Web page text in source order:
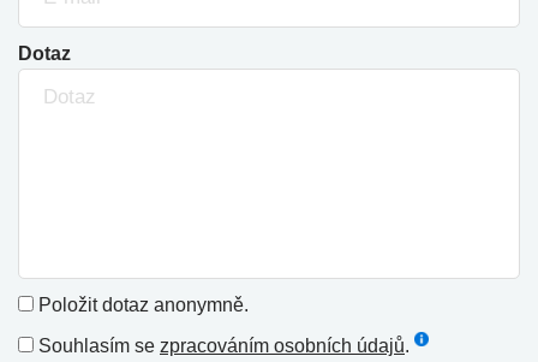
Dotaz
Položit dotaz anonymně.
Souhlasím se zpracováním osobních údajů.